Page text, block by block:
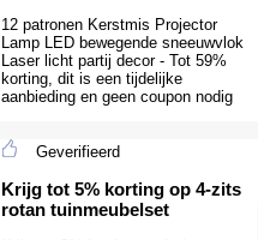
12 patronen Kerstmis Projector
Lamp LED bewegende sneeuwvlok
Laser licht partij decor - Tot 59%
korting, dit is een tijdelijke
aanbieding en geen coupon nodig
Geverifieerd
Krijg tot 5% korting op 4-zits
rotan tuinmeubelset